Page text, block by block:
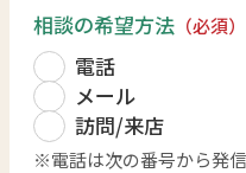
相談の希望方法 （必須）
電話
メール
訪問/来店
電話は次の番号から発信